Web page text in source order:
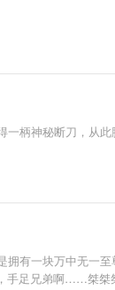
柄神秘断刀，从
有一块万中无一
足兄弟啊……桀桀